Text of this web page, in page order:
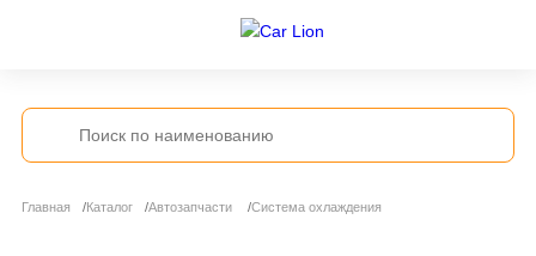
Главная Каталог Автозапчасти Система охлаждения